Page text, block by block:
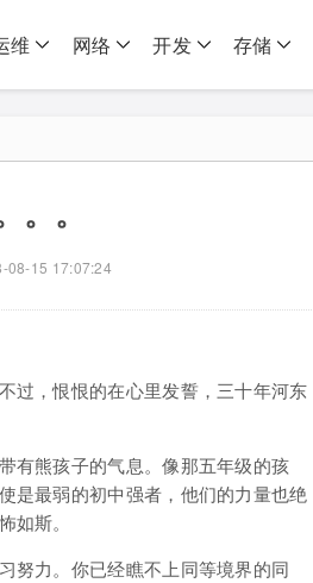
维 网络 开发 存储
。
08-15 17:07:24
过，恨恨的在心里发誓，三十年河东
有熊孩子的气息。像那五年级的孩
是最弱的初中强者，他们的力量也绝
如斯。
努力。你已经瞧不上同等境界的同